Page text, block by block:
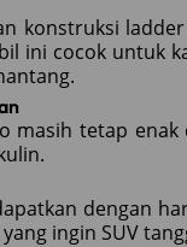
konstruksi
ini cocok untuk
masih tetap
dengan
ingin SUV